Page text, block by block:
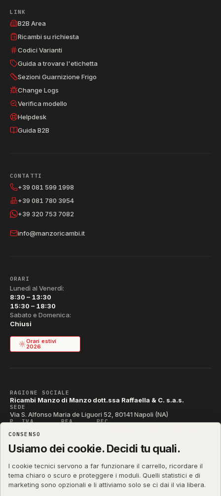
LINK
B2B Area
Ricambi su richiesta
Codici Varianti
Guida a trovare l'etichetta
Sezioni Guarnizione Frigo
Change Logs
Verifica modello
Helpdesk
Guida B2B
CONTATTI
+39 081 599 1998
+39 081 780 3954
+39 320 753 7082
info@manzoricambi.it
ORARI
Lunedì al Venerdì:
8:30 – 13:30
15:30 – 18:30
Sabato e Domenica:
Chiusi
Orari estivi
2026
RAGIONE SOCIALE
Ricambi Manzo di Manzo dott.ssa Raffaella & C. s.a.s.
SEDE
Via S. Alfonso Maria de Liguori 52, 80141 Napoli (NA)
P. IVA REA PEC
CODICE SDI
T04ZHR3
manzoricambi.it© 2001 – 2026
CONSENSO
Usiamo dei cookie. Decidi tu quali.
I cookie tecnici servono a far funzionare il carrello, ricordare il
tema chiaro o scuro e proteggere i moduli. Quelli statistici e di
marketing sono opzionali e li attiviamo solo se ci dai il via libera.